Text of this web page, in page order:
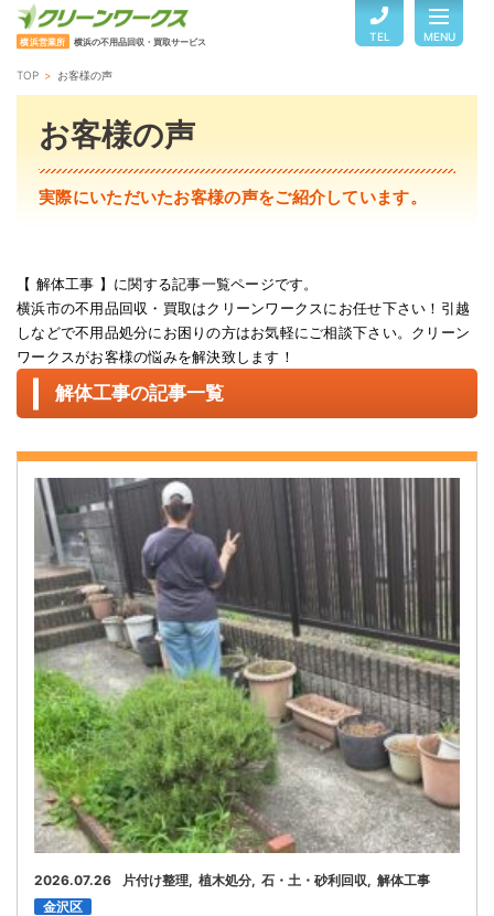
横浜営業所 横浜の不用品回収・買取サービス TEL MENU
サービスのご案内
回収品目・料金
よくある質問
お客様の声
会社概要
キャンペーン
WEB割引券プレゼント！
TOP お客様の声
お客様の声
実際にいただいたお客様の声をご紹介しています。
【 解体工事 】に関する記事一覧ページです。
横浜市の不用品回収・買取はクリーンワークスにお任せ下さい！引越
しなどで不用品処分にお困りの方はお気軽にご相談下さい。クリーン
ワークスがお客様の悩みを解決致します！
解体工事の記事一覧
2026.07.26 片付け整理 植木処分 石・土・砂利回収
解体工事
金沢区